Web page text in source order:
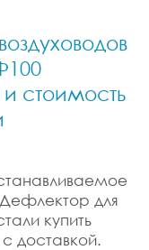
стоимость
для
купить
доставкой.